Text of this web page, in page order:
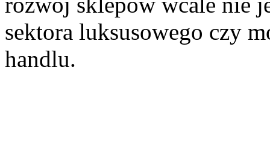
sektora luksusowego czy
handlu.